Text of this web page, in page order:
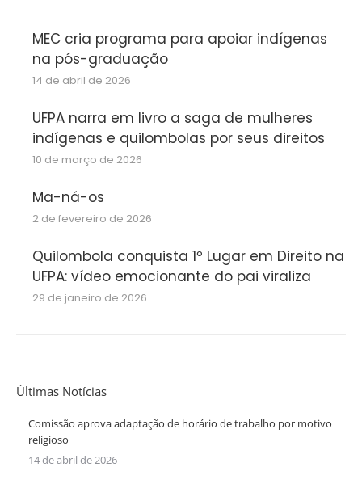
MEC cria programa para apoiar indígenas
na pós-graduação
14 de abril de 2026
UFPA narra em livro a saga de mulheres
indígenas e quilombolas por seus direitos
10 de março de 2026
Ma-ná-os
2 de fevereiro de 2026
Quilombola conquista 1º Lugar em Direito na
UFPA: vídeo emocionante do pai viraliza
29 de janeiro de 2026
Últimas Notícias
Comissão aprova adaptação de horário de trabalho por motivo
religioso
14 de abril de 2026